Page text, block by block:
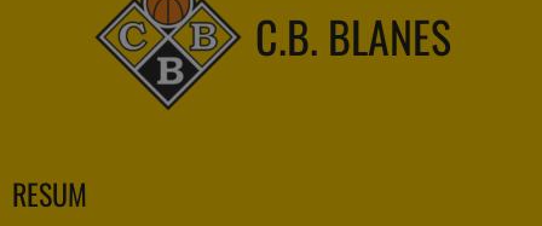
C.B. BLANES
RESUM